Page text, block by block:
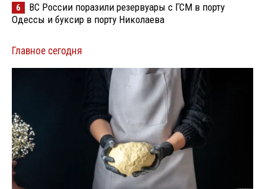
6
ВС России поразили резервуары с ГСМ в порту
Одессы и буксир в порту Николаева
Главное сегодня